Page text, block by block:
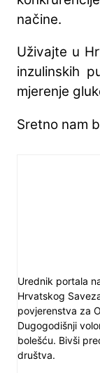
načine.
Uživajte u
inzulinskih
mjerenje
Sretno nam
Urednik portala
Hrvatskog
povjerenstva za
Dugogodišnji
bolešću. Bivši
društva.